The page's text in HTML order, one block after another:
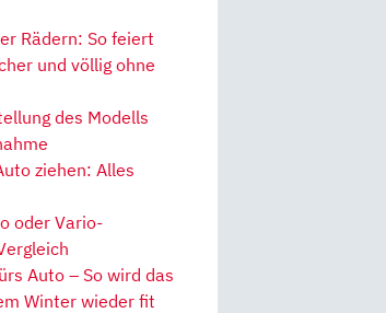
Rädern: So feiert
und völlig ohne
des Modells
ziehen: Alles
oder Vario-
Auto – So wird das
Winter wieder fit